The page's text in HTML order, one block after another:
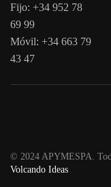
Fijo: +34 952 78
69 99
Móvil: +34 663 79
43 47
© 2024 APYMESPA.
Volcando Ideas